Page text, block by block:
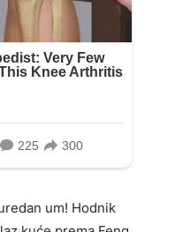
um! Hodnik